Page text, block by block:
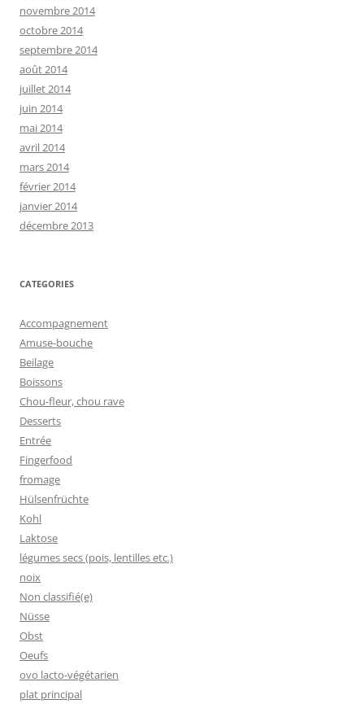
novembre 2014
octobre 2014
septembre 2014
août 2014
juillet 2014
juin 2014
mai 2014
avril 2014
mars 2014
février 2014
janvier 2014
décembre 2013
CATEGORIES
Accompagnement
Amuse-bouche
Beilage
Boissons
Chou-fleur, chou rave
Desserts
Entrée
Fingerfood
fromage
Hülsenfrüchte
Kohl
Laktose
légumes secs (pois, lentilles etc.)
noix
Non classifié(e)
Nüsse
Obst
Oeufs
ovo lacto-végétarien
plat principal